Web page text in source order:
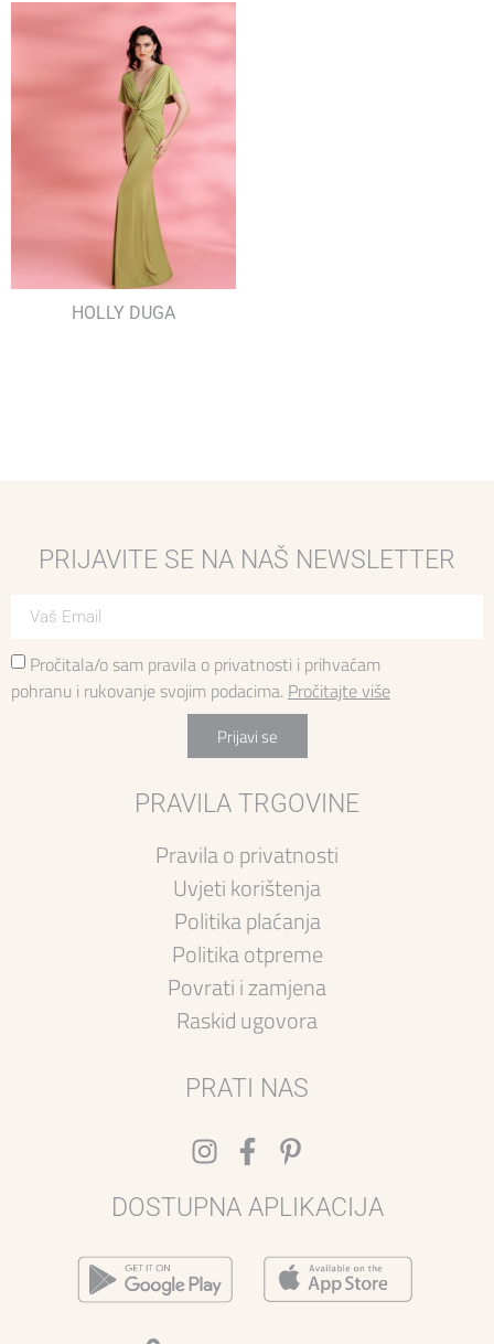
HOLLY DUGA
PRIJAVITE SE NA NAŠ NEWSLETTER
Pročitala/o sam pravila o privatnosti i prihvaćam
pohranu i rukovanje svojim podacima. Pročitajte više
Prijavi se
PRAVILA TRGOVINE
Pravila o privatnosti
Uvjeti korištenja
Politika plaćanja
Politika otpreme
Povrati i zamjena
Raskid ugovora
PRATI NAS
DOSTUPNA APLIKACIJA